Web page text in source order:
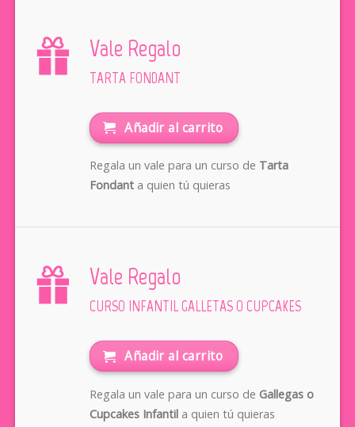
Vale Regalo
TARTA FONDANT
Añadir al carrito
Regala un vale para un curso de Tarta
Fondanta quien tú quieras
Vale Regalo
CURSO INFANTIL GALLETAS O CUPCAKES
Añadir al carrito
Regala un vale para un curso de Gallegas o
Cupcakes Infantila quien tú quieras